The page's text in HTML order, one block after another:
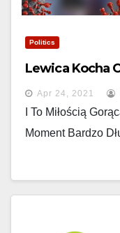
Politics
Lewica Kocha
Apr 24, 2021
I To Miłością
Moment Bardzo